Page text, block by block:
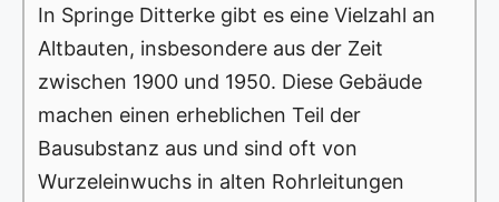
In Springe Ditterke gibt es eine Vielzahl an
Altbauten, insbesondere aus der Zeit
zwischen 1900 und 1950. Diese Gebäude
machen einen erheblichen Teil der
Bausubstanz aus und sind oft von
Wurzeleinwuchs in alten Rohrleitungen